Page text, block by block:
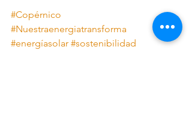
#Copérnico
#Nuestraenergiatransforma
#energíasolar #sostenibilidad